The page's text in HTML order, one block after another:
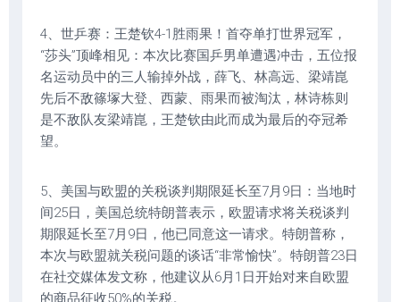
4、世乒赛：王楚钦4-1胜雨果！首夺单打世界冠军，
“莎头”顶峰相见：本次比赛国乒男单遭遇冲击，五位报
名运动员中的三人输掉外战，薛飞、林高远、梁靖崑
先后不敌篠塚大登、西蒙、雨果而被淘汰，林诗栋则
是不敌队友梁靖崑，王楚钦由此而成为最后的夺冠希
望。
5、美国与欧盟的关税谈判期限延长至7月9日：当地时
间25日，美国总统特朗普表示，欧盟请求将关税谈判
期限延长至7月9日，他已同意这一请求。特朗普称，
本次与欧盟就关税问题的谈话“非常愉快”。特朗普23日
在社交媒体发文称，他建议从6月1日开始对来自欧盟
的商品征收50%的关税。